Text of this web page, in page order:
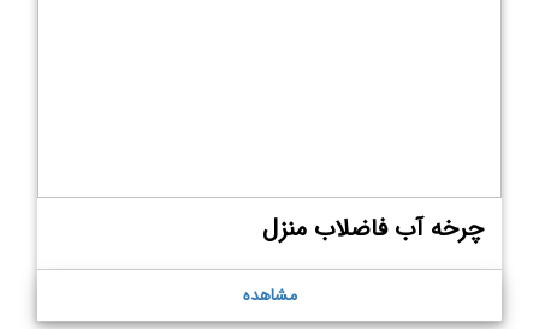
چرخه آب فاضلاب منزل
مشاهده